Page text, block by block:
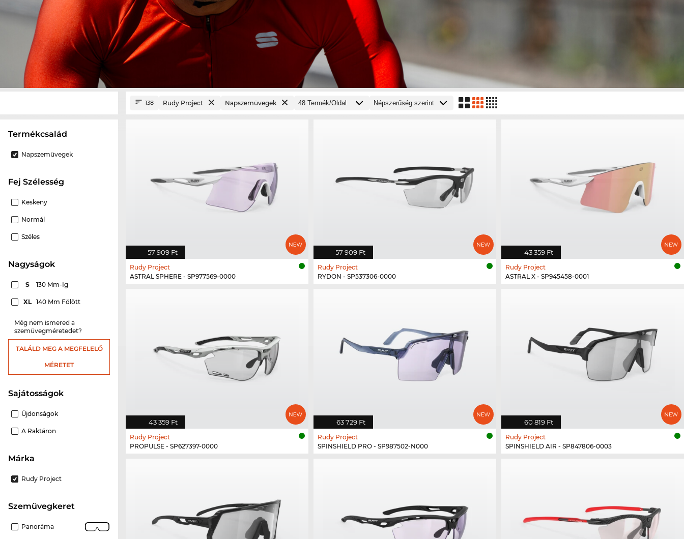
termékcsalád
Napszemüvegek
Fej Szélesség
Keskeny
Normál
Széles
nagyságok
S 130 Mm-Ig
XL 140 Mm Fölött
Még nem ismered a
szemüvegméretedet?
TALÁLD MEG A MEGFELELŐ
MÉRETET
Sajátosságok
Újdonságok
A Raktáron
Márka
Rudy Project
szemüvegkeret
Panoráma
138 Rudy Project Napszemüvegek
57 909 Ft
Rudy Project
ASTRAL SPHERE - SP977569-0000
57 909 Ft
Rudy Project
RYDON - SP537306-0000
43 359 Ft
Rudy Project
ASTRAL X - SP945458-0001
43 359 Ft
Rudy Project
PROPULSE - SP627397-0000
63 729 Ft
Rudy Project
SPINSHIELD PRO - SP987502-N000
60 819 Ft
Rudy Project
SPINSHIELD AIR - SP847806-0003